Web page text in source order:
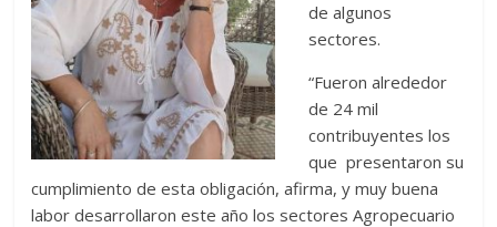
de algunos
sectores.
“Fueron alrededor
de 24 mil
contribuyentes los
que presentaron su
cumplimiento de esta obligación, afirma, y muy buena
labor desarrollaron este año los sectores Agropecuario